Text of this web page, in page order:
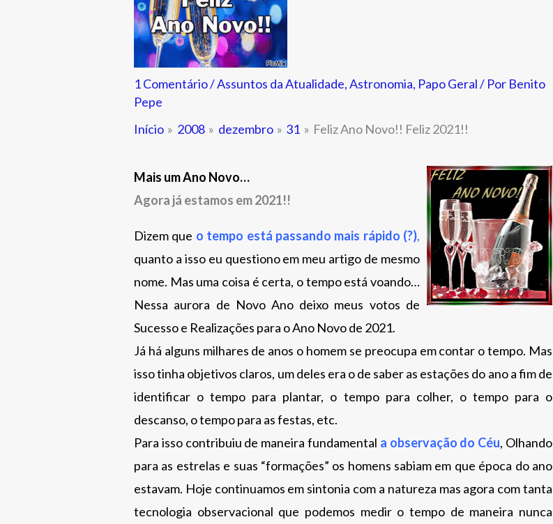
1 Comentário/Assuntos da Atualidade,Astronomia, Papo Geral/ Por Benito
Pepe
Início
2008 dezembro 31 Feliz Ano Novo!! Feliz 2021!!
Mais um Ano Novo…
Agora já estamos em 2021!!
Dizem que o tempo está passando mais rápido (?),
quanto a isso eu questiono em meu artigo de mesmo
nome. Mas uma coisa é certa, o tempo está voando…
Nessa aurora de Novo Ano deixo meus votos de
Sucesso e Realizações para o Ano Novo de 2021.
Já há alguns milhares de anos o homem se preocupa em contar o tempo. Mas
isso tinha objetivos claros, um deles era o de saber as estações do ano a fim de
identificar o tempo para plantar, o tempo para colher, o tempo para o
descanso, o tempo para as festas, etc.
Para isso contribuiu de maneira fundamental a observação do Céu, Olhando
para as estrelas e suas “formações” os homens sabiam em que época do ano
estavam. Hoje continuamos em sintonia com a natureza mas agora com tanta
tecnologia observacional que podemos medir o tempo de maneira nunca